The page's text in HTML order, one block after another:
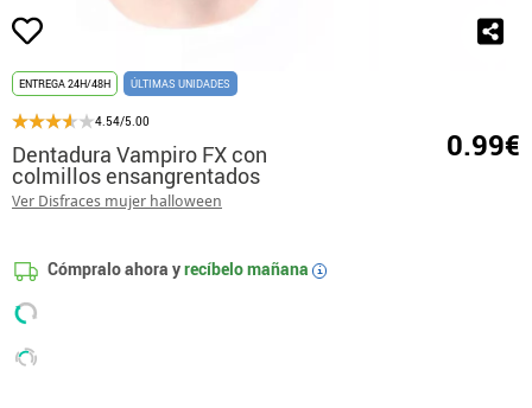
ENTREGA 24H/48H ÚLTIMAS UNIDADES
4.54/5.00
Dentadura Vampiro FX con
colmillos ensangrentados
Ver Disfraces mujer halloween
0.99€
Cómpralo ahora yrecíbelo mañana i